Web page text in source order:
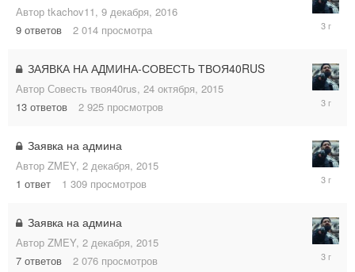
Автор tkachov11, 9 декабря, 2016
9 ответов 2 014 просмотра
17
ЗАЯВКА НА АДМИНА-СОВЕСТЬ ТВОЯ40RUS
Автор Совесть твоя40rus, 24 октября, 2015
13 ответов 2 925 просмотров
17
Заявка на админа
Автор ZMEY, 2 декабря, 2015
1 ответ 1 309 просмотров
17
Заявка на админа
Автор ZMEY, 2 декабря, 2015
7 ответов 2 076 просмотров
17